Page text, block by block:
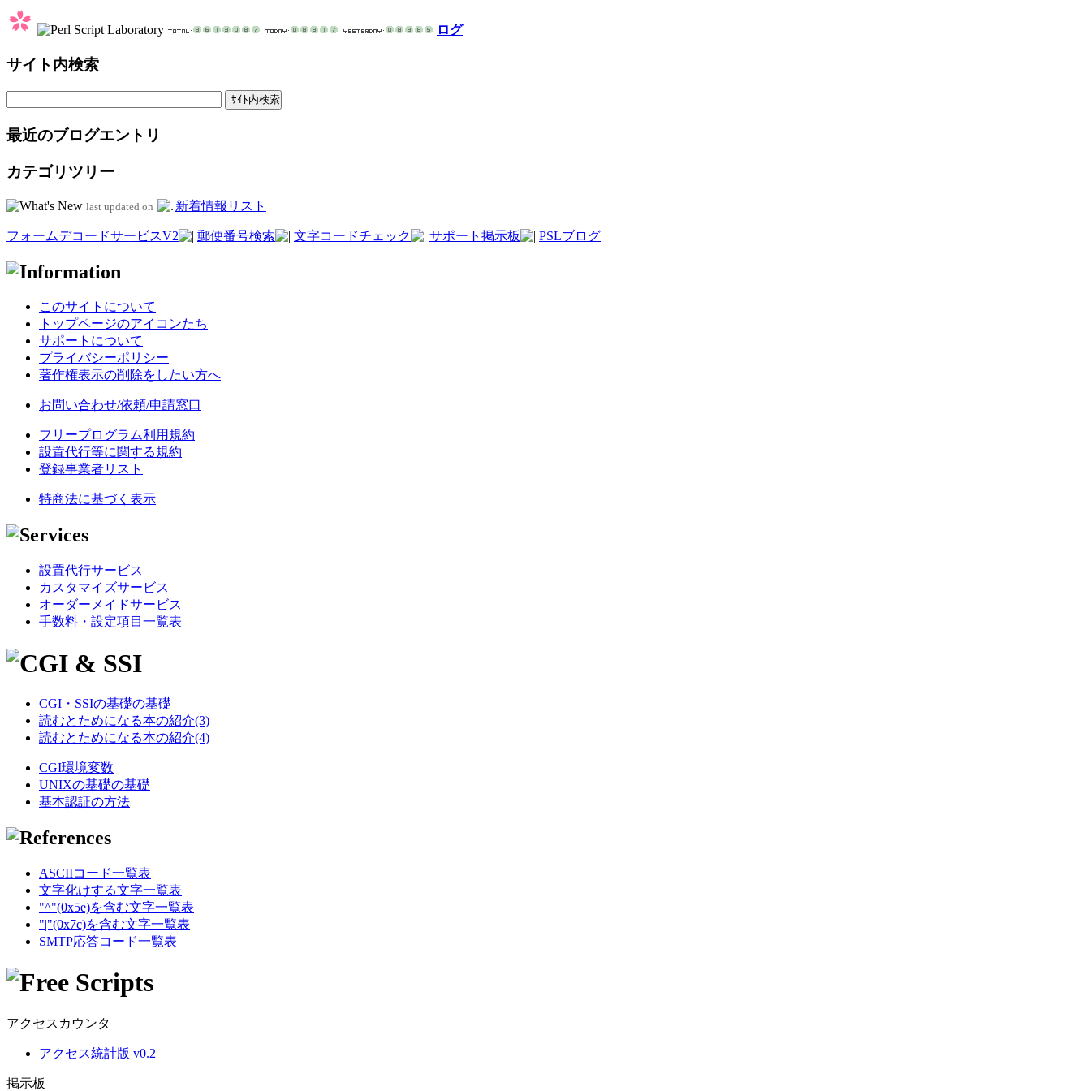
ログ
サイト内検索
最近のブログエントリ
カテゴリツリー
last updated on 新着情報リスト
フォームデコードサービスV2 郵便番号検索 文字コードチェック サポート掲示板 PSLブログ
このサイトについて
トップページのアイコンたち
サポートについて
プライバシーポリシー
著作権表示の削除をしたい方へ
お問い合わせ/依頼/申請窓口
フリープログラム利用規約
設置代行等に関する規約
登録事業者リスト
特商法に基づく表示
設置代行サービス
カスタマイズサービス
オーダーメイドサービス
手数料・設定項目一覧表
CGI・SSIの基礎の基礎
読むとためになる本の紹介(3)
読むとためになる本の紹介(4)
CGI環境変数
UNIXの基礎の基礎
基本認証の方法
ASCIIコード一覧表
文字化けする文字一覧表
"^"(0x5e)を含む文字一覧表
"|"(0x7c)を含む文字一覧表
SMTP応答コード一覧表
アクセスカウンタ
アクセス統計版 v0.2
掲示板